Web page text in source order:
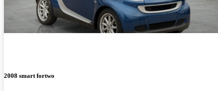
2008 smart fortwo